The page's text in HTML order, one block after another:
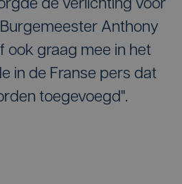
de verlichting voor
Anthony
ook graag mee in het
in de Franse pers dat
toegevoegd".